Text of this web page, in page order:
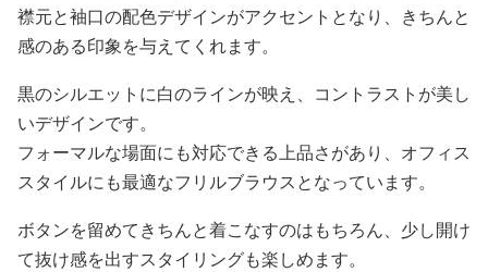
襟元と袖口の配色デザインがアクセントとなり、きちんと
感のある印象を与えてくれます。
黒のシルエットに白のラインが映え、コントラストが美し
いデザインです。
フォーマルな場面にも対応できる上品さがあり、オフィス
スタイルにも最適なフリルブラウスとなっています。
ボタンを留めてきちんと着こなすのはもちろん、少し開け
て抜け感を出すスタイリングも楽しめます。